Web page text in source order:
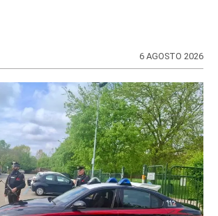
6 AGOSTO 2026